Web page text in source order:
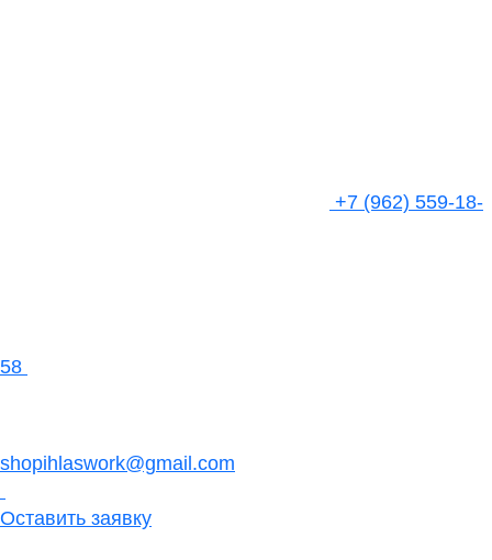
+7 (962) 559-18-
58
shopihlaswork@gmail.com
Оставить заявку